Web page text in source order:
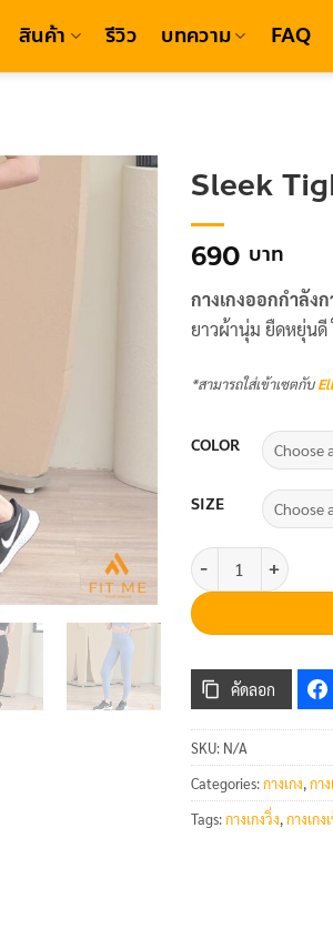
สินค้า รีวิว บทความ FAQ
Sleek
690
กางเกงออกกำลัง
ยาวผ้านุ่ม ยืดหยุ่นดี
*สามารถใส่เข้าเซตกับ
COLOR
SIZE
Sleek Tights
คัดลอก
SKU: N/A
Categories:กางเกง,กา
Tags:กางเกงวิ่ง,กางเกง